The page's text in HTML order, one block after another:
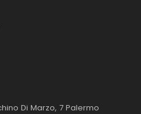
Di Marzo, 7 Palermo